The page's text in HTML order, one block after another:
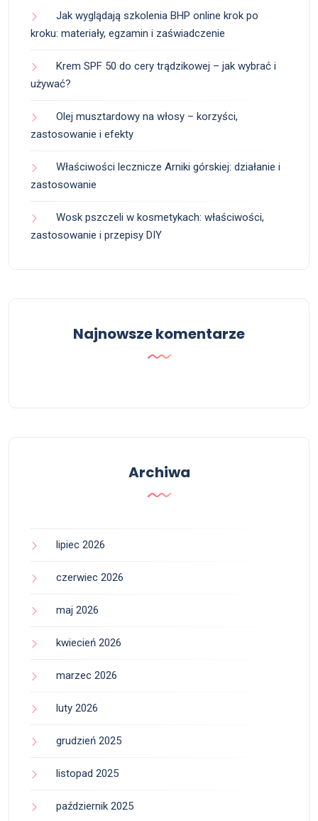
Jak wyglądają szkolenia BHP online krok po
kroku: materiały, egzamin i zaświadczenie
Krem SPF 50 do cery trądzikowej – jak wybrać i
używać?
Olej musztardowy na włosy – korzyści,
zastosowanie i efekty
Właściwości lecznicze Arniki górskiej: działanie i
zastosowanie
Wosk pszczeli w kosmetykach: właściwości,
zastosowanie i przepisy DIY
Najnowsze komentarze
Archiwa
lipiec 2026
czerwiec 2026
maj 2026
kwiecień 2026
marzec 2026
luty 2026
grudzień 2025
listopad 2025
październik 2025